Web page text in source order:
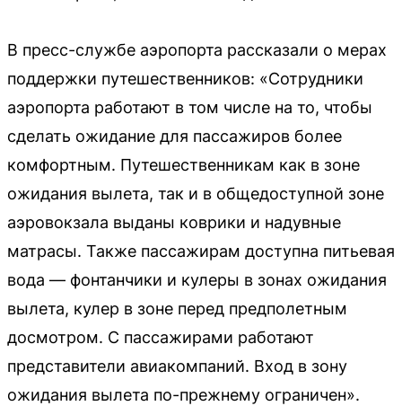
В пресс-службе аэропорта рассказали о мерах
поддержки путешественников: «Сотрудники
аэропорта работают в том числе на то, чтобы
сделать ожидание для пассажиров более
комфортным. Путешественникам как в зоне
ожидания вылета, так и в общедоступной зоне
аэровокзала выданы коврики и надувные
матрасы. Также пассажирам доступна питьевая
вода — фонтанчики и кулеры в зонах ожидания
вылета, кулер в зоне перед предполетным
досмотром. С пассажирами работают
представители авиакомпаний. Вход в зону
ожидания вылета по-прежнему ограничен».